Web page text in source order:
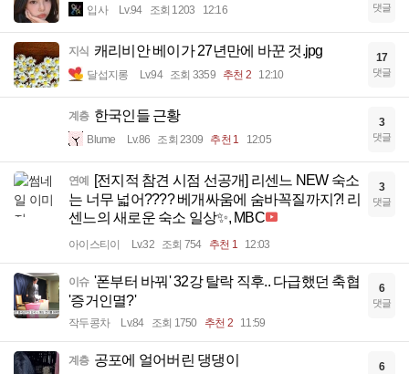
입사 Lv.94 조회 1203 12:16 댓글
지식 캐리비안 베이가 27년만에 바꾼 것.jpg
달섭지롱 Lv.94 조회 3359 추천 2 12:10
17
댓글
계층 한국인들 근황
Blume Lv.86 조회 2309 추천 1 12:05
3
댓글
연예 [전지적 참견 시점 선공개] 리센느 NEW 숙소
는 너무 넓어???? 베개싸움에 숨바꼭질까지?! 리
센느의 새로운 숙소 일상✨, MBC
아이스티이 Lv.32 조회 754 추천 1 12:03
3
댓글
이슈 '폰부터 바꿔' 32강 탈락 직후.. 다급했던 축협
'증거인멸?'
작두콩차 Lv.84 조회 1750 추천 2 11:59
6
댓글
계층 공포에 얼어버린 댕댕이 6